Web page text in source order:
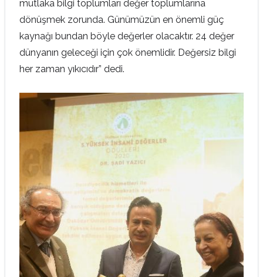
mutlaka bilgi toplumları değer toplumlarına
dönüşmek zorunda. Günümüzün en önemli güç
kaynağı bundan böyle değerler olacaktır. 24 değer
dünyanın geleceği için çok önemlidir. Değersiz bilgi
her zaman yıkıcıdır” dedi.